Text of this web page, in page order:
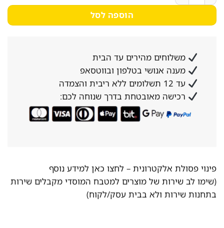
הוספה לסל
משלוחים מהירים עד הבית
מענה אנושי בטלפון ובווטסאפ
עד 12 תשלומים ללא ריבית והצמדה
רכישה מאובטחת בדרך שנוחה לכם:
פינוי פסולת אלקטרונית –לחצו כאן למידע נוסף
(שימו לב שירות של מוצרים למטבח המוסדי מקבלים שירות
בתחנות שירות ולא בבית עסק/לקוח)